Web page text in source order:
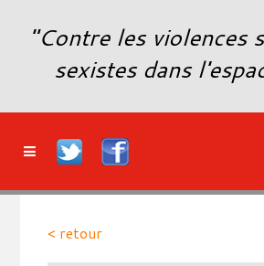
"Contre les violences
sexistes dans
< retour